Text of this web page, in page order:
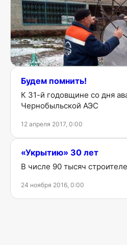
и слесарь
Кто и как преображал
ликвидаторам аварии на
3 мая 2020, 10:04
Будем помнить!
К 31-й годовщине со дня
Чернобыльской АЭС
12 апреля 2017, 0:00
«Укрытию» 30 лет
В числе 90 тысяч
24 ноября 2016, 0:00